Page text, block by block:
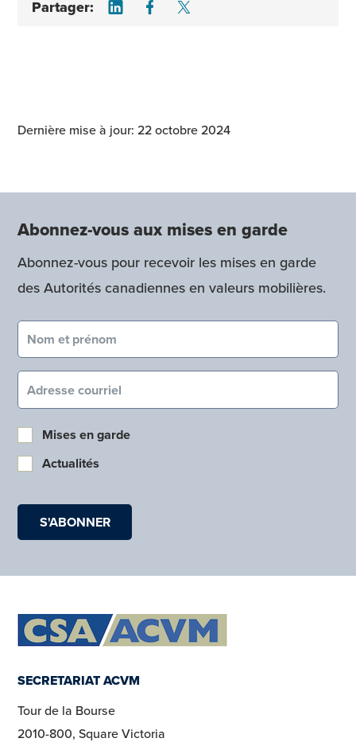
Partager: Share on LinkedIn
Share on Facebook
Dernière mise à jour: 22 octobre 2024
Abonnez-vous aux mises en garde
Abonnez-vous pour recevoir les mises en garde
des Autorités canadiennes en valeurs mobilières.
Nom et prénom (obligatoire)
Courriel (obligatoire)
Mises en garde
Actualités
SECRETARIAT ACVM
Tour de la Bourse
2010-800, Square Victoria